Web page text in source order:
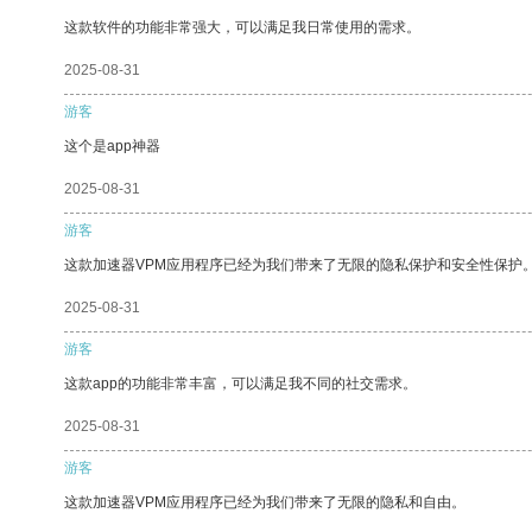
这款软件的功能非常强大，可以满足我日常使用的需求。
2025-08-31
游客
这个是app神器
2025-08-31
游客
这款加速器VPM应用程序已经为我们带来了无限的隐私保护和安全性保护
2025-08-31
游客
这款app的功能非常丰富，可以满足我不同的社交需求。
2025-08-31
游客
这款加速器VPM应用程序已经为我们带来了无限的隐私和自由。